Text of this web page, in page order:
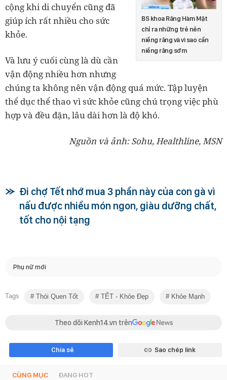
BS khoa Răng Hàm Mặt
chỉ ra những trẻ nên
niềng răng và vì sao cần
niềng răng sớm
cộng khi di chuyển cũng đã
giúp ích rất nhiều cho sức
khỏe.
Và lưu ý cuối cùng là dù cần
vận động nhiều hơn nhưng
chúng ta không nên vận động quá mức. Tập luyện
thể dục thể thao vì sức khỏe cũng chú trọng việc phù
hợp và đều đặn, lâu dài hơn là độ khó.
Nguồn và ảnh: Sohu, Healthline, MSN
Đi chợ Tết nhớ mua 3 phần này của con gà vì
nấu được nhiều món ngon, giàu dưỡng chất,
tốt cho nội tạng
Phụ nữ mới
Tags Thói Quen Tốt TẾT - Khỏe Đẹp Khỏe Mạnh
Theo dõi Kenh14.vn trên
Chia sẻ Sao chép link
CÙNG MỤC ĐANG HOT